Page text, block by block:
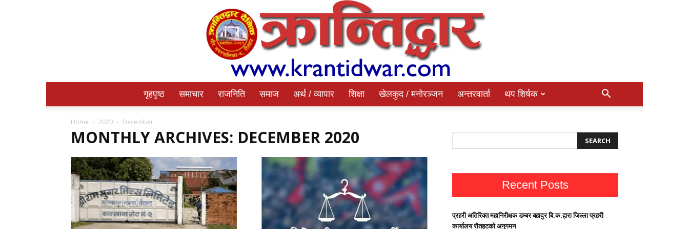
Dainik
गृहपृष्ठ समाचार राजनिति समाज अर्थ / व्यापार शिक्षा खेलकुद / मनोरञ्जन अन्तरवार्ता थप शिर्षक
Home 2020 December
MONTHLY ARCHIVES: DECEMBER 2020
Recent Posts
प्रहरी अतिरिक्त महानिरीक्षक डम्बर बहादुर बि.क.द्वारा जिल्ला प्रहरी
कार्यालय रौतहटको अनुगमन